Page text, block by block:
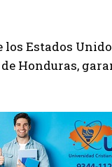
Estados
Honduras,